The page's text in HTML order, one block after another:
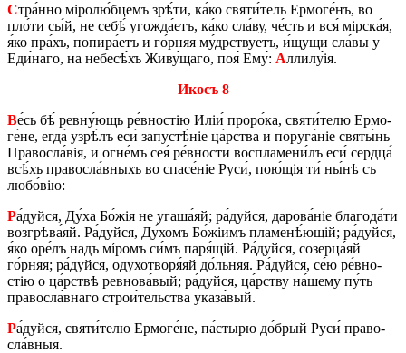
Стра́н­но міро­лю́б­цемъ зрѣ́­ти, ка́ко святи́­тель Ер­мо­ге́нъ, во
пло́­ти сы́й, не себѣ́ уго­жда́­етъ, ка́ко сла́ву, че́сть и вся́ мір­ска́я,
я́ко пра́хъ, по­пи­ра́­етъ и го́рняя му́др­ствуетъ, и́щу­щи сла́­вы у
Еди́­на­го, на не­бе­сѣ́хъ Жи­ву́­ща­го, поя́ Ему́: Алли­лу́ія.
Икосъ 8
Ве́сь бѣ́ ре­вну́­ющь ре́­вно­стію Иліи́ про­ро́­ка, святи́­те­лю Ер­мо­
ге́­не, егда́ узрѣ́лъ еси́ за­пу­стѣ́ніе ца́р­ства и пору­га́ніе святы́нь
Пра­во­сла́­вія, и огне́мъ сея́ ре́­вно­сти вос­пла­ме­ни́лъ еси́ серд­ца́
всѣ́хъ пра­во­сла́в­ныхъ во спа­се́ніе Руси́, по­ю́­щія ти́ ны́нѣ съ
лю­бо́­вію:
Ра́дуй­ся, Ду́ха Бо́жія не уга­ша́яй; ра́дуй­ся, да­ро­ва́ніе бла­го­да́­ти
воз­грѣ­ва́яй. Ра́дуй­ся, Ду́­хомъ Бо́жіимъ пла­ме­нѣ́­ю­щій; ра́дуй­ся,
я́ко оре́лъ надъ мíромъ си́мъ паря́щій. Ра́дуй­ся, со­зер­ца́яй
го́рняя; ра́дуй­ся, оду­хо­тво­ря́яй до́ль­няя. Ра́дуй­ся, се́ю ре́­вно­
стію о ца́р­ствѣ ре­вно­ва́­вый; ра́дуй­ся, ца́рству на́­шему пу́ть
пра­во­сла́в­на­го стро­и́­тель­ства ука­за́­вый.
Ра́дуй­ся, святи́­те­лю Ер­мо­ге́­не, па́­сты­рю до́­брый Руси́ пра­во­
сла́в­ныя.